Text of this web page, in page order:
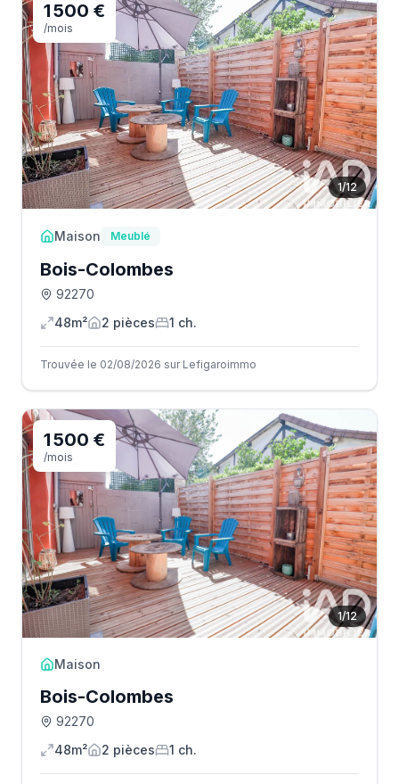
1/12
1 500 €
/mois
Maison Meublé
Bois-Colombes
92270
48m²
2 pièces 1 ch.
Trouvée le 02/08/2026 sur Lefigaroimmo
1/12
1 500 €
/mois
Maison
Bois-Colombes
92270
48m²
2 pièces 1 ch.